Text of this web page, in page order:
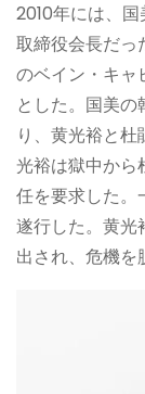
2010年には、
取締役会長だ
のベイン・キャ
とした。国美
り、黄光裕と
光裕は獄中から
任を要求した。
遂行した。黄光
出され、危機